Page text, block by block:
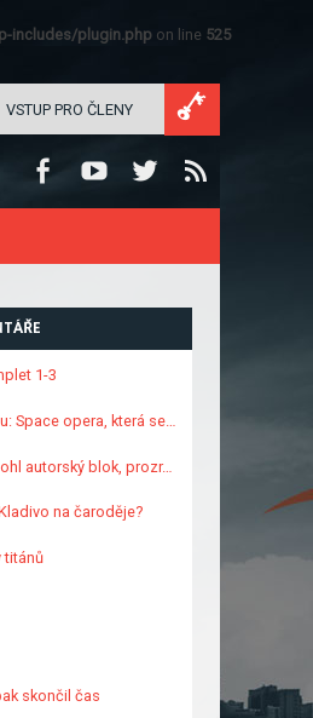
includes/plugin.php on line 525
VSTUP PRO ČLENY
1-3
Space opera, která se…
autorský blok, prozr…
na čaroděje?
titánů
skončil čas